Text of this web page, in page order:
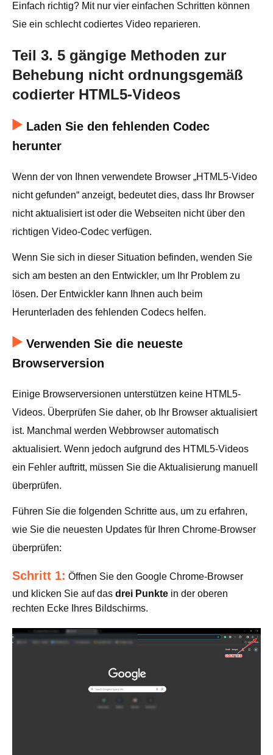
Einfach richtig? Mit nur vier einfachen Schritten können
Sie ein schlecht codiertes Video reparieren.
Teil 3. 5 gängige Methoden zur
Behebung nicht ordnungsgemäß
codierter HTML5-Videos
Laden Sie den fehlenden Codec
herunter
Wenn der von Ihnen verwendete Browser „HTML5-Video
nicht gefunden“ anzeigt, bedeutet dies, dass Ihr Browser
nicht aktualisiert ist oder die Webseiten nicht über den
richtigen Video-Codec verfügen.
Wenn Sie sich in dieser Situation befinden, wenden Sie
sich am besten an den Entwickler, um Ihr Problem zu
lösen. Der Entwickler kann Ihnen auch beim
Herunterladen des fehlenden Codecs helfen.
Verwenden Sie die neueste
Browserversion
Einige Browserversionen unterstützen keine HTML5-
Videos. Überprüfen Sie daher, ob Ihr Browser aktualisiert
ist. Manchmal werden Webbrowser automatisch
aktualisiert. Wenn jedoch aufgrund des HTML5-Videos
ein Fehler auftritt, müssen Sie die Aktualisierung manuell
überprüfen.
Führen Sie die folgenden Schritte aus, um zu erfahren,
wie Sie die neuesten Updates für Ihren Chrome-Browser
überprüfen:
Schritt 1: Öffnen Sie den Google Chrome-Browser
und klicken Sie auf das drei Punkte in der oberen
rechten Ecke Ihres Bildschirms.